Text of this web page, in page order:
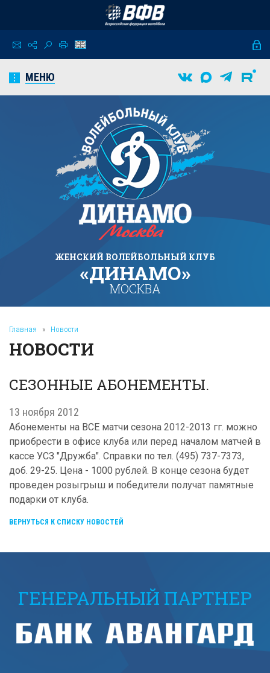
МЕНЮ
ЖЕНСКИЙ ВОЛЕЙБОЛЬНЫЙ КЛУБ
«ДИНАМО»
МОСКВА
Главная » Новости
НОВОСТИ
СЕЗОННЫЕ АБОНЕМЕНТЫ.
13 ноября 2012
Абонементы на ВСЕ матчи сезона 2012-2013 гг. можно
приобрести в офисе клуба или перед началом матчей в
кассе УСЗ "Дружба". Справки по тел. (495) 737-7373,
доб. 29-25. Цена - 1000 рублей. В конце сезона будет
проведен розыгрыш и победители получат памятные
подарки от клуба.
ВЕРНУТЬСЯ К СПИСКУ НОВОСТЕЙ
ГЕНЕРАЛЬНЫЙ ПАРТНЕР